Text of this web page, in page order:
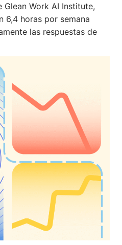
Glean Work AI Institute,
6,4 horas por semana
las respuestas de